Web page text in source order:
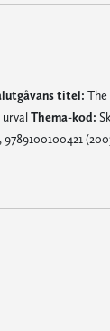
titel: The
Thema-kod:
9789100100421